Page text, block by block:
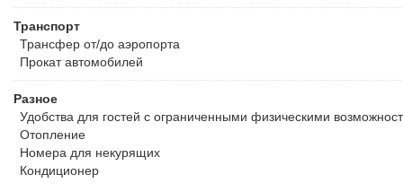
Транспорт
Трансфер от/до аэропорта
Прокат автомобилей
Разное
Удобства для гостей с ограниченными физическими
Отопление
Номера для некурящих
Кондиционер